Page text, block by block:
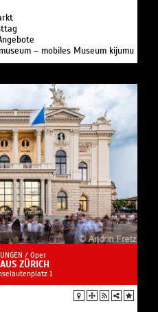
– mobiles Museum kijumu
/ Oper
ZÜRICH
1